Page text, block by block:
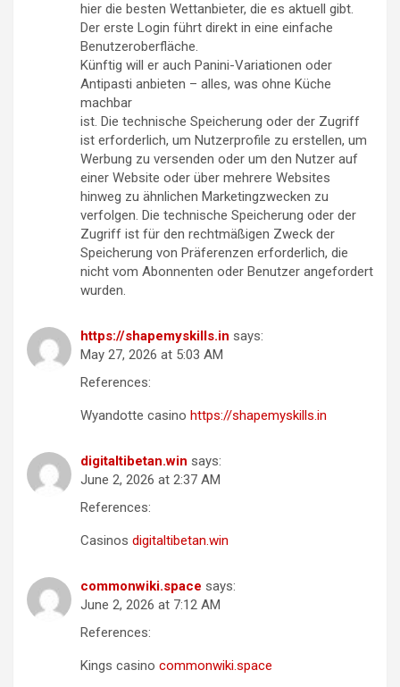
hier die besten Wettanbieter, die es aktuell gibt.
Der erste Login führt direkt in eine einfache
Benutzeroberfläche.
Künftig will er auch Panini-Variationen oder
Antipasti anbieten – alles, was ohne Küche
machbar
ist. Die technische Speicherung oder der Zugriff
ist erforderlich, um Nutzerprofile zu erstellen, um
Werbung zu versenden oder um den Nutzer auf
einer Website oder über mehrere Websites
hinweg zu ähnlichen Marketingzwecken zu
verfolgen. Die technische Speicherung oder der
Zugriff ist für den rechtmäßigen Zweck der
Speicherung von Präferenzen erforderlich, die
nicht vom Abonnenten oder Benutzer angefordert
wurden.
https://shapemyskills.in says:
May 27, 2026 at 5:03 AM
References:
Wyandotte casino https://shapemyskills.in
digitaltibetan.win says:
June 2, 2026 at 2:37 AM
References:
Casinos digitaltibetan.win
commonwiki.space says:
June 2, 2026 at 7:12 AM
References:
Kings casino commonwiki.space